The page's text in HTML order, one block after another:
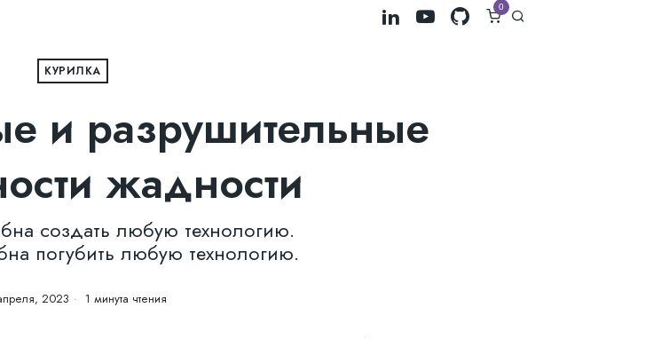
0
КУРИЛКА
и разрушительные
жадности
создать любую технологию.
погубить любую технологию.
2023 1 минута чтения